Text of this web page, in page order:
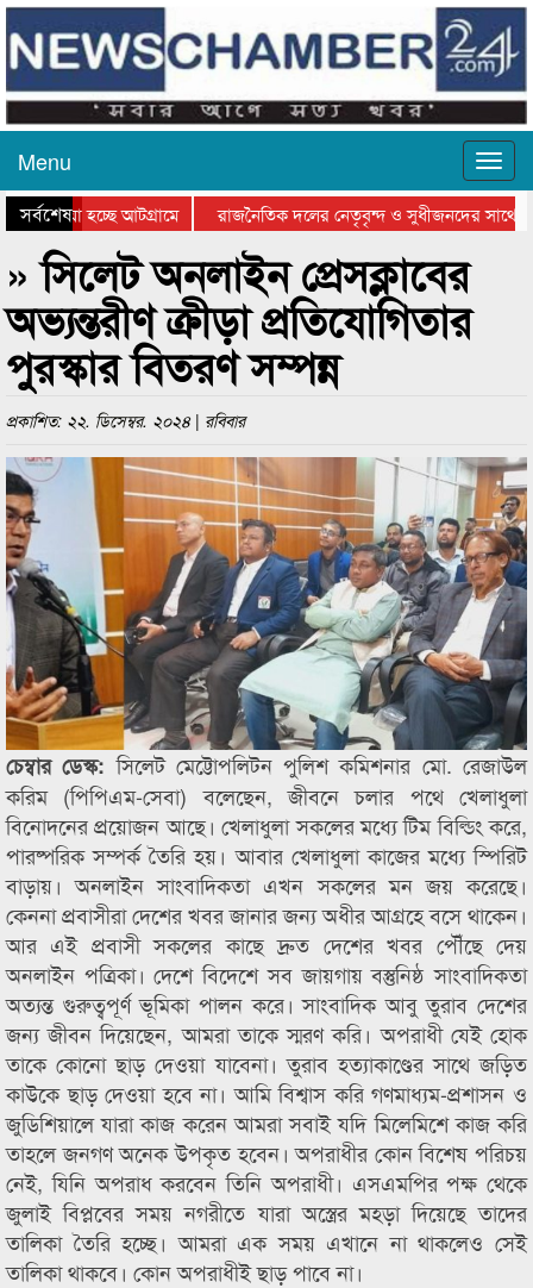
Menu
সর্বশেষহচ্ছে আটগ্রামে
রাজনৈতিক দলের নেতৃবৃন্দ ও সুধীজনদের সাথে
পুরস্কার বিতরণ সম্পন্ন
সিলেটে বাংলাদেশ গ্রুপ থিয়েটার ফেডারেশানের
» সিলেট অনলাইন প্রেসক্লাবের
অভ্যন্তরীণ ক্রীড়া প্রতিযোগিতার
পুরস্কার বিতরণ সম্পন্ন
প্রকাশিত: ২২. ডিসেম্বর. ২০২৪ | রবিবার
চেম্বার ডেস্ক:সিলেট মেট্টোপলিটন পুলিশ কমিশনার মো. রেজাউল
করিম (পিপিএম-সেবা) বলেছেন, জীবনে চলার পথে খেলাধুলা
বিনোদনের প্রয়োজন আছে। খেলাধুলা সকলের মধ্যে টিম বিল্ডিং করে,
পারষ্পরিক সম্পর্ক তৈরি হয়। আবার খেলাধুলা কাজের মধ্যে স্পিরিট
বাড়ায়। অনলাইন সাংবাদিকতা এখন সকলের মন জয় করেছে।
কেননা প্রবাসীরা দেশের খবর জানার জন্য অধীর আগ্রহে বসে থাকেন।
আর এই প্রবাসী সকলের কাছে দ্রুত দেশের খবর পৌঁছে দেয়
অনলাইন পত্রিকা। দেশে বিদেশে সব জায়গায় বস্তুনিষ্ঠ সাংবাদিকতা
অত্যন্ত গুরুত্বপূর্ণ ভূমিকা পালন করে। সাংবাদিক আবু তুরাব দেশের
জন্য জীবন দিয়েছেন, আমরা তাকে স্মরণ করি। অপরাধী যেই হোক
তাকে কোনো ছাড় দেওয়া যাবেনা। তুরাব হত্যাকাণ্ডের সাথে জড়িত
কাউকে ছাড় দেওয়া হবে না। আমি বিশ্বাস করি গণমাধ্যম-প্রশাসন ও
জুডিশিয়ালে যারা কাজ করেন আমরা সবাই যদি মিলেমিশে কাজ করি
তাহলে জনগণ অনেক উপকৃত হবেন। অপরাধীর কোন বিশেষ পরিচয়
নেই, যিনি অপরাধ করবেন তিনি অপরাধী। এসএমপির পক্ষ থেকে
জুলাই বিপ্লবের সময় নগরীতে যারা অস্ত্রের মহড়া দিয়েছে তাদের
তালিকা তৈরি হচ্ছে। আমরা এক সময় এখানে না থাকলেও সেই
তালিকা থাকবে। কোন অপরাধীই ছাড় পাবে না।